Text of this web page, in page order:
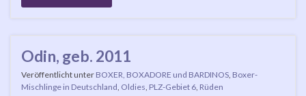
Odin, geb. 2011
Veröffentlicht unter BOXER, BOXADORE und BARDINOS Boxer-
Mischlinge in Deutschland Oldies PLZ-Gebiet 6 Rüden